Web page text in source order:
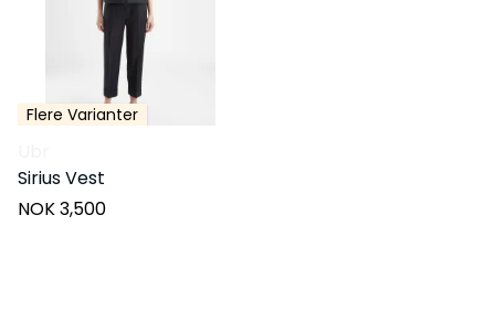
Flere Varianter
Sirius Vest
NOK 3,500